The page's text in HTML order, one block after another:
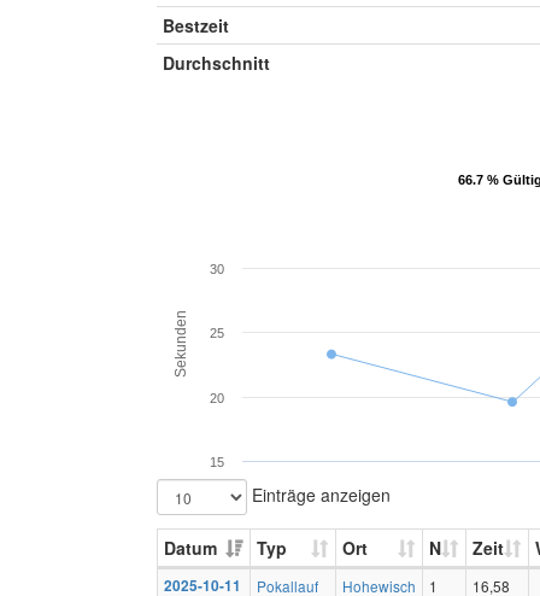
Bestzeit
Durchschnitt
66.7 %
66.7 %
Sekunden
15
20
25
30
Einträge anzeigen
Datum Typ Ort N Zeit
2025-10-11 Pokallauf Hohewisch 1 16,58